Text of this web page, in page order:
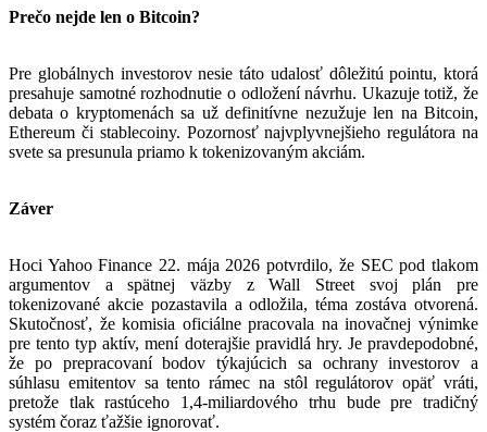
Prečo nejde len o Bitcoin?
Pre globálnych investorov nesie táto udalosť dôležitú pointu, ktorá
presahuje samotné rozhodnutie o odložení návrhu. Ukazuje totiž, že
debata o kryptomenách sa už definitívne nezužuje len na Bitcoin,
Ethereum či stablecoiny. Pozornosť najvplyvnejšieho regulátora na
svete sa presunula priamo k tokenizovaným akciám.
Záver
Hoci Yahoo Finance 22. mája 2026 potvrdilo, že SEC pod tlakom
argumentov a spätnej väzby z Wall Street svoj plán pre
tokenizované akcie pozastavila a odložila, téma zostáva otvorená.
Skutočnosť, že komisia oficiálne pracovala na inovačnej výnimke
pre tento typ aktív, mení doterajšie pravidlá hry. Je pravdepodobné,
že po prepracovaní bodov týkajúcich sa ochrany investorov a
súhlasu emitentov sa tento rámec na stôl regulátorov opäť vráti,
pretože tlak rastúceho 1,4-miliardového trhu bude pre tradičný
systém čoraz ťažšie ignorovať.